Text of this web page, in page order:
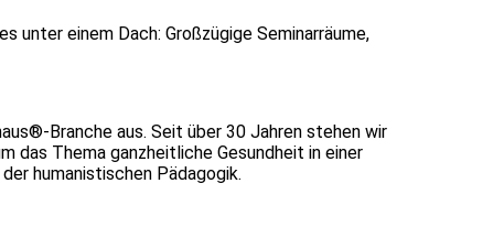
unter einem Dach: Großzügige Seminarräume,
Branche aus. Seit über 30 Jahren stehen wir
das Thema ganzheitliche Gesundheit in einer
humanistischen Pädagogik.